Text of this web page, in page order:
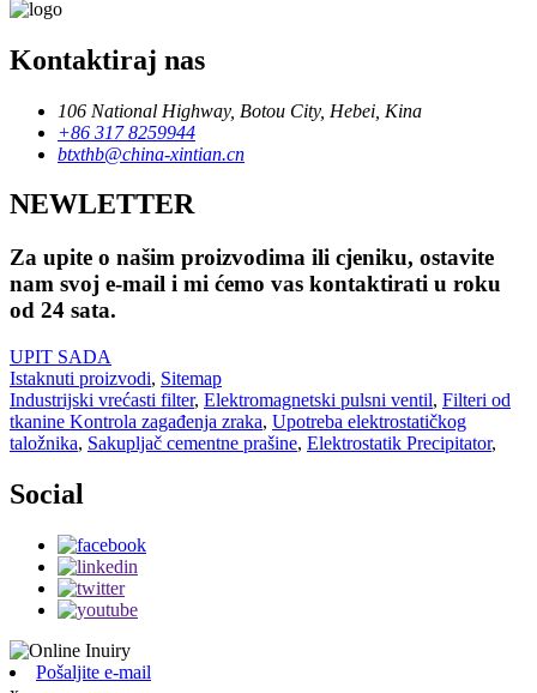
Kontaktiraj nas
106 National Highway, Botou City, Hebei, Kina
+86 317 8259944
btxthb@china-xintian.cn
NEWLETTER
Za upite o našim proizvodima ili cjeniku, ostavite
nam svoj e-mail i mi ćemo vas kontaktirati u roku
od 24 sata.
UPIT SADA
Istaknuti proizvodi, Sitemap
Industrijski vrećasti filter, Elektromagnetski pulsni ventil, Filteri od
tkanine Kontrola zagađenja zraka, Upotreba elektrostatičkog
taložnika, Sakupljač cementne prašine, Elektrostatik Precipitator,
Social
Pošaljite e-mail